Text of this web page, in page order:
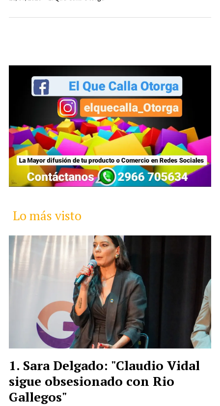
Lo más visto
Sara Delgado: "Claudio Vidal
sigue obsesionado con Rio
Gallegos"